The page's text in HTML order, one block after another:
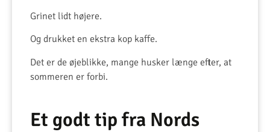
Grinet lidt højere.
Og drukket en ekstra kop kaffe.
Det er de øjeblikke, mange husker længe efter, at
sommeren er forbi.
Et godt tip fra Nords